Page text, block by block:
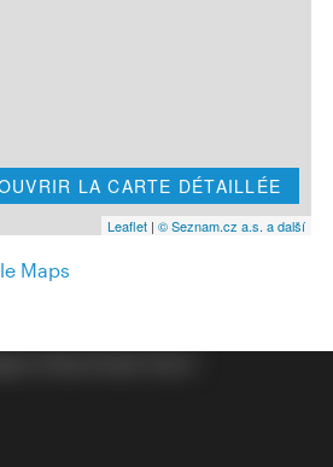
LA CARTE DÉTAILLÉE
Leaflet | © Seznam.cz a.s. a další
Maps